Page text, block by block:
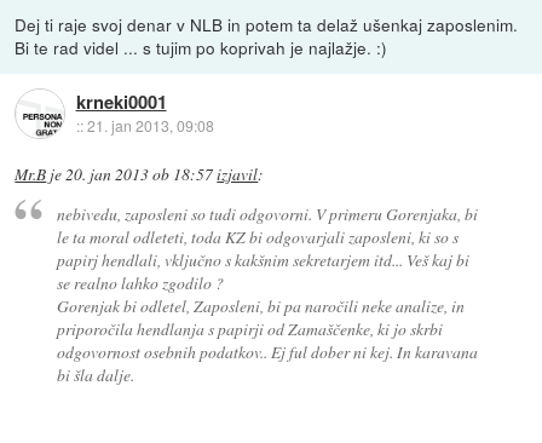
Dej ti raje svoj denar v NLB in potem ta delaž ušenkaj zaposlenim.
Bi te rad videl ... s tujim po koprivah je najlažje. :)
krneki0001
::21. jan 2013, 09:08
Mr.B je20. jan 2013 ob 18:57izjavil:
nebivedu, zaposleni so tudi odgovorni. V primeru Gorenjaka, bi
le ta moral odleteti, toda KZ bi odgovarjali zaposleni, ki so s
papirj hendlali, vključno s kakšnim sekretarjem itd... Veš kaj bi
se realno lahko zgodilo ?
Gorenjak bi odletel, Zaposleni, bi pa naročili neke analize, in
priporočila hendlanja s papirji od Zamaščenke, ki jo skrbi
odgovornost osebnih podatkov.. Ej ful dober ni kej. In karavana
bi šla dalje.